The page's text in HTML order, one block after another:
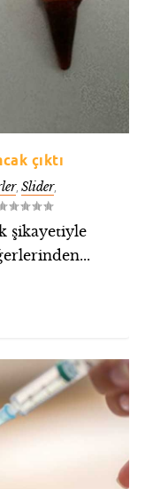
çıktı
,Slider,
şikayetiyle